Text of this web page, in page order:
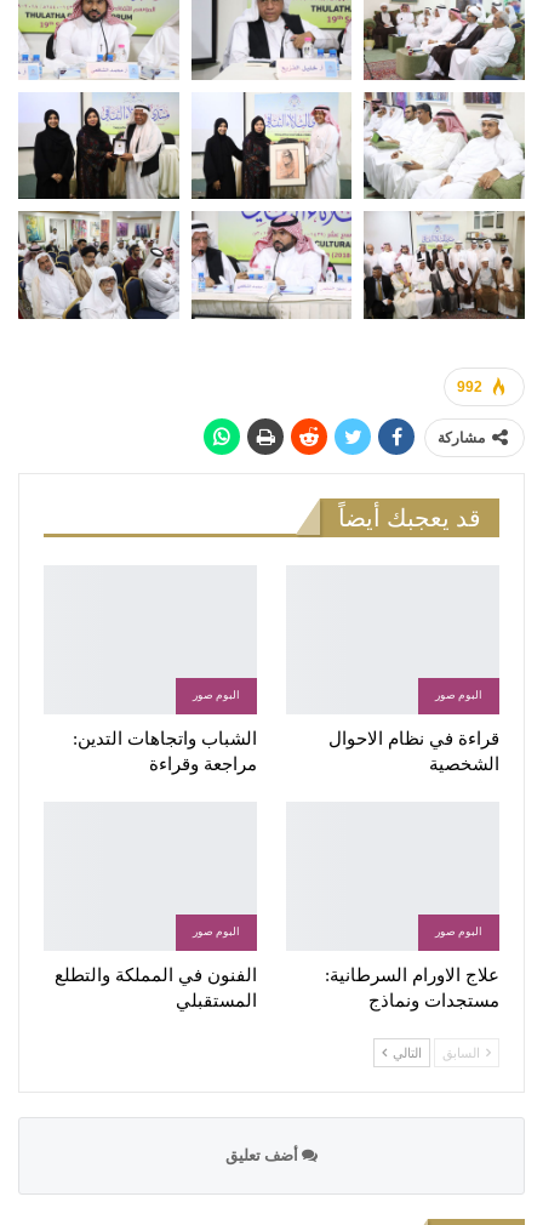
992
مشاركة
قد يعجبك أيضاً
البوم صور
قراءة في نظام الاحوال
الشخصية
البوم صور
الشباب واتجاهات التدين:
مراجعة وقراءة
البوم صور
علاج الاورام السرطانية:
مستجدات ونماذج
البوم صور
الفنون في المملكة والتطلع
المستقبلي
السابق التالي
أضف تعليق